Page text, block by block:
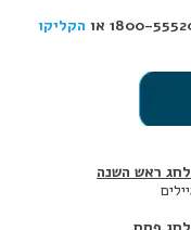
הקליקו
לחג ראש השנה